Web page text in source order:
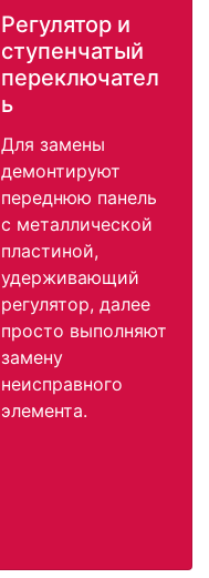
Регулятор и
ступенчатый
переключател
ь
Для замены
демонтируют
переднюю панель
с металлической
пластиной,
удерживающий
регулятор, далее
просто выполняют
замену
неисправного
элемента.